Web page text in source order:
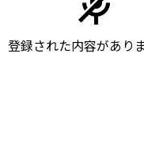
登録された内容があり